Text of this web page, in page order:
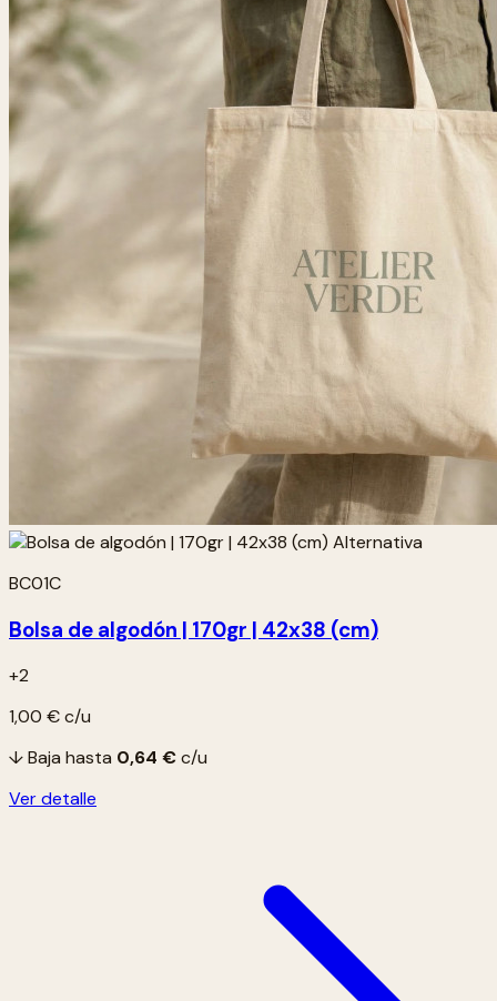
BC01C
Bolsa de algodón | 170gr | 42x38 (cm)
+2
1,00 €c/u
↓ Baja hasta 0,64 €c/u
Ver detalle